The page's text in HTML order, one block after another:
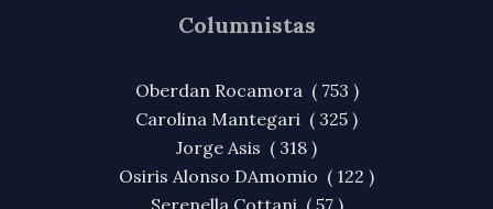
Columnistas
Oberdan Rocamora ( 753 )
Carolina Mantegari ( 325 )
Jorge Asis ( 318 )
Osiris Alonso DAmomio ( 122 )